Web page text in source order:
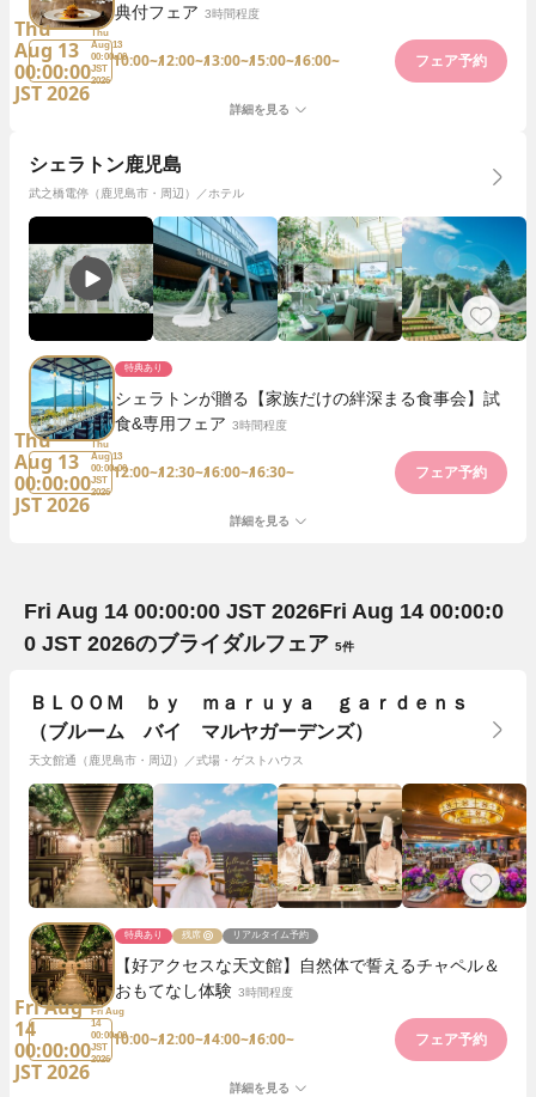
典付フェア 3時間程度
Thu
Aug 13
00:00:00
JST 2026
Thu
Aug 13
00:00:00
JST
2026
10:00~12:00~13:00~15:00~16:00~ フェア予約
詳細を見る
シェラトン鹿児島
武之橋電停（鹿児島市・周辺）／ホテル
特典あり
シェラトンが贈る【家族だけの絆深まる食事会】試
食&専用フェア 3時間程度
Thu
Aug 13
00:00:00
JST 2026
Thu
Aug 13
00:00:00
JST
2026
12:00~12:30~16:00~16:30~ フェア予約
詳細を見る
Fri Aug 14 00:00:00 JST 2026Fri Aug 14 00:00:0
0 JST 2026のブライダルフェア 5件
ＢＬＯＯＭ ｂｙ ｍａｒｕｙａ ｇａｒｄｅｎｓ
（ブルーム バイ マルヤガーデンズ）
天文館通（鹿児島市・周辺）／式場・ゲストハウス
特典あり 残席 リアルタイム予約
【好アクセスな天文館】自然体で誓えるチャペル＆
おもてなし体験 3時間程度
Fri Aug
14
00:00:00
JST 2026
Fri Aug
14
00:00:00
JST
2026
10:00~12:00~14:00~16:00~ フェア予約
詳細を見る